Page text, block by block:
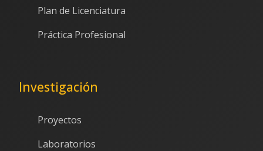
Plan de Licenciatura
Práctica Profesional
Investigación
Proyectos
Laboratorios